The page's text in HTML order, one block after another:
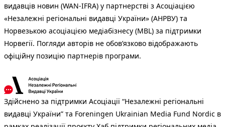
видавців новин (WAN-IFRA) у партнерстві з Асоціацією
«Незалежні регіональні видавці України» (АНРВУ) та
Норвезькою асоціацією медіабізнесу (MBL) за підтримки
Норвегії. Погляди авторів не обов’язково відображають
офіційну позицію партнерів програми.
Здійснено за підтримки Асоціації “Незалежні регіональні
видавці України” та Foreningen Ukrainian Media Fund Nordic в